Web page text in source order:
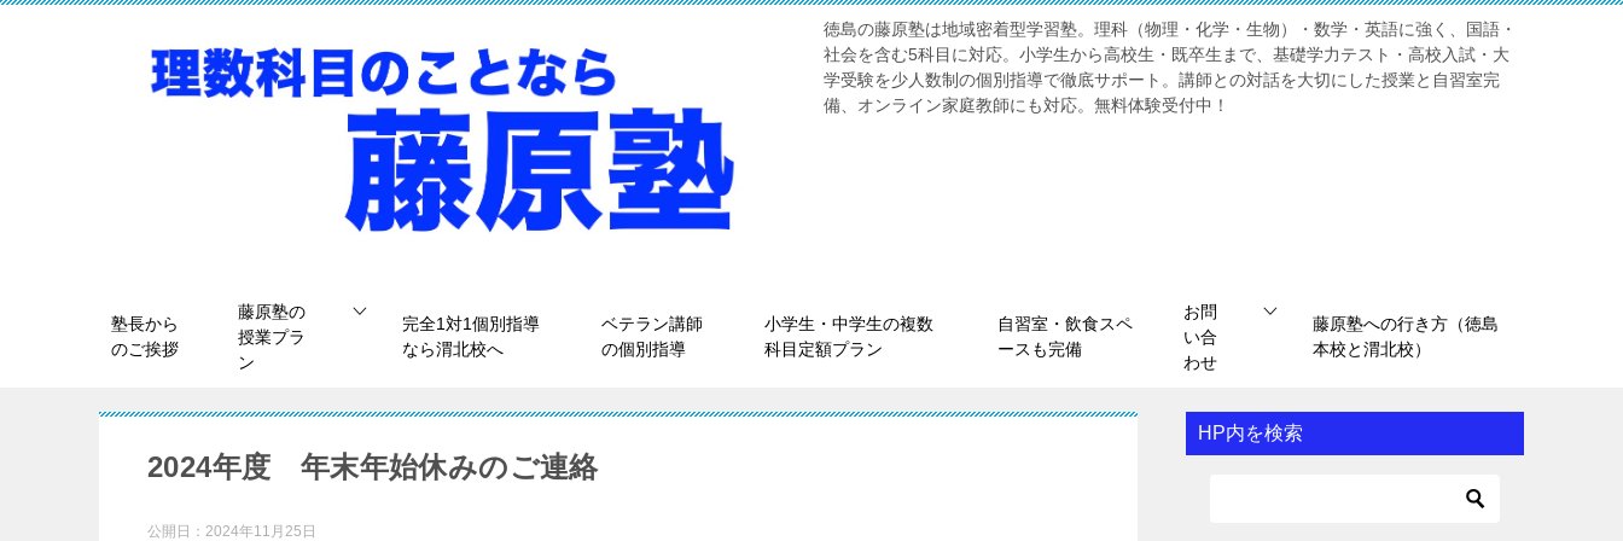
徳島の藤原塾は地域密着型学習塾。理科（物理・化学・生物）・数学・英語に強く、国語・
社会を含む5科目に対応。小学生から高校生・既卒生まで、基礎学力テスト・高校入試・大
学受験を少人数制の個別指導で徹底サポート。講師との対話を大切にした授業と自習室完
備、オンライン家庭教師にも対応。無料体験受付中！
塾長から
のご挨拶
藤原塾の
授業プラ
ン
完全1対1個別指導
なら渭北校へ
ベテラン講師
の個別指導
小学生・中学生の複数
科目定額プラン
自習室・飲食スペ
ースも完備
お問
い合
わせ
藤原塾への行き方（徳島
本校と渭北校）
2024年度 年末年始休みのご連絡
公開日： 2024年11月25日
HP内を検索